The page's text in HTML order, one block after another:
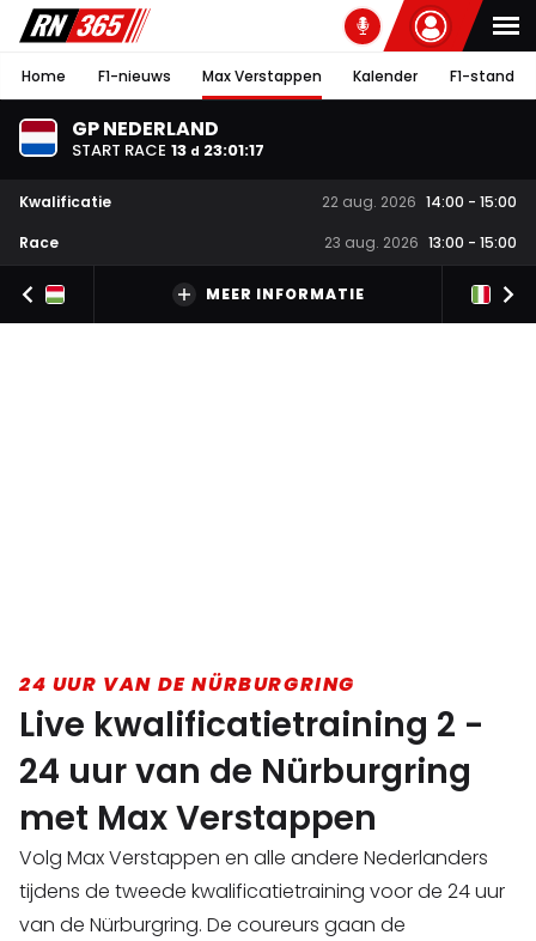
Home F1-nieuws Max Verstappen Kalender F1-stand
GP NEDERLAND
START RACE 13 d 23:01:16
Kwalificatie 22 aug. 2026 14:00 - 15:00
Race
23 aug. 2026 13:00 - 15:00
MEER INFORMATIE
24 UUR VAN DE NÜRBURGRING
Live kwalificatietraining 2 -
24 uur van de Nürburgring
met Max Verstappen
Volg Max Verstappen en alle andere Nederlanders
tijdens de tweede kwalificatietraining voor de 24 uur
van de Nürburgring. De coureurs gaan de